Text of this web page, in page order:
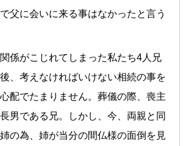
父に会いに来る事はなかったと言う
係がこじれてしまった私たち4人兄
、考えなければいけない相続の事を
配でたまりません。葬儀の際、喪主
男である兄。しかし、今、両親と同
の為、姉が当分の間仏様の面倒を見